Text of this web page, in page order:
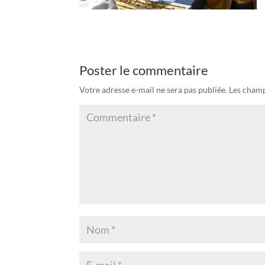
Poster le commentaire
Votre adresse e-mail ne sera pas publiée. Les